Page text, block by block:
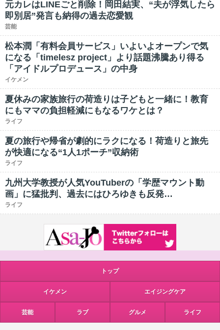
元カレはLINEごと削除！岡田結実、“夫が浮気したら
即別居”発言も納得の過去恋愛観
芸能
松本潤「有料会員サービス」いよいよオープンで気
になる「timelesz project」より話題沸騰あり得る
「アイドルプロデュース」の中身
イケメン
夏休みの家族旅行の荷造りは子どもと一緒に！教育
にもママの負担軽減にもなるワケとは？
ライフ
夏の旅行や帰省が劇的にラクになる！荷造りと旅先
が快適になる“1人1ポーチ”収納術
ライフ
九州大学教授が人気YouTuberの「学歴マウント動
画」に猛批判、過去にはひろゆきも反発…
ライフ
トップ
イケメン エイジングケア
芸能 ラブ グルメ ライフ